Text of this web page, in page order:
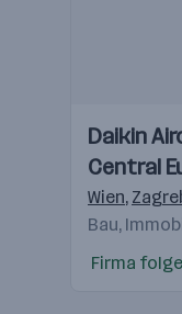
Videos
Einblicke
Einblicke
Daikin
Central
Wien,
Bau,
Firma